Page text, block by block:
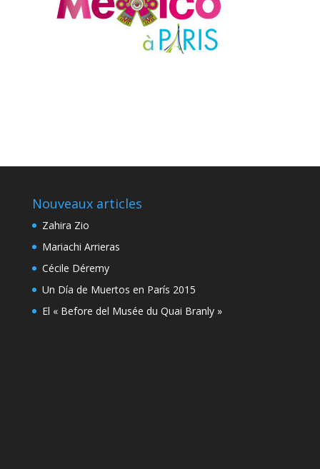
Nouveaux articles
Zahira Zio
Mariachi Arrieras
Cécile Déremy
Un Día de Muertos en París 2015
El « Before del Musée du Quai Branly »